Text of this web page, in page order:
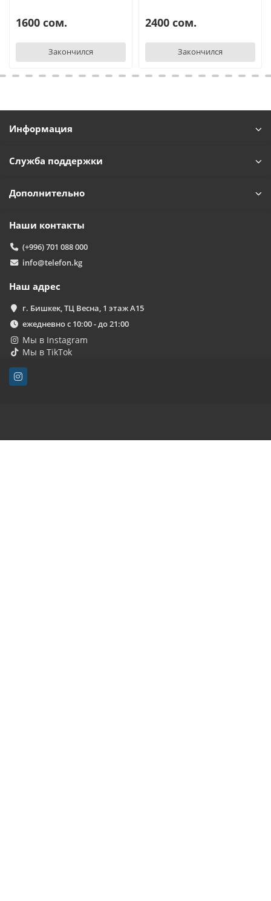
1600 сом.
Закончился
2400 сом.
Закончился
Информация
Служба поддержки
Дополнительно
Наши контакты
(+996) 701 088 000
info@telefon.kg
Наш адрес
г. Бишкек, ТЦ Весна, 1 этаж А15
ежедневно с 10:00 - до 21:00
Мы в Instagram
Мы в TikTok